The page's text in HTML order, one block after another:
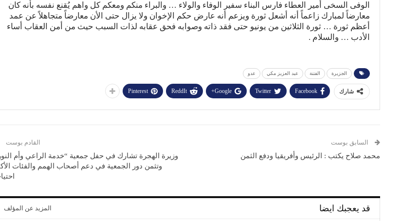
الوفى السخى أمير العطاء فارس البناء سفير الوفاء والولاء … والبراء منكم ومعكم كل واهم يُقنع نفسه بأنه كان
معارضاً لمبارك زاعماً أنه أشعل ثورة ويزعم أنه عارض حكم الإخوان ولا يزال حتى الأن معارضاً متجاهلاً عن عمد
أعظم ثورة … ثورة الثلاثين من يونيو حتى فقد ذاته وصوابه فحق عقابه لذات السبب حيث من أمن العقاب أساء
الأدب … والسلام .
الجزيرة الفتنة عبد العزيز مكي عدو
شارك Facebook
Twitter
Google+
ReddIt
Pinterest
السابق بوست
محمد صلاح يكتب : الرئيس وأفريقيا ودفع الثمن
القادم بوست
وزيرة الهجرة تشارك في حفل جمعية “خدمة الراعي وأم
وتثمن دور الجمعية في دعم أصحاب الهمم والفئات
قد يعجبك ايضا المزيد عن المؤلف